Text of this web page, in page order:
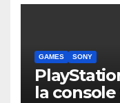
GAMES SONY
la